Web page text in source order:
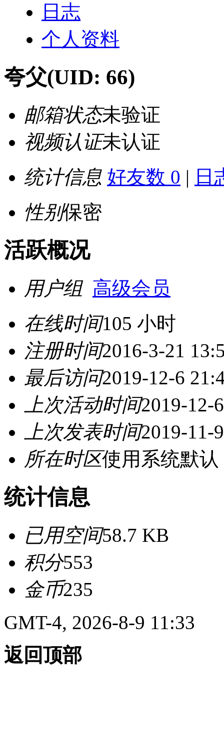
日志
个人资料
夸父(UID: 66)
邮箱状态未验证
视频认证未认证
统计信息 好友数 0 | 日
性别保密
活跃概况
用户组 高级会员
在线时间105 小时
注册时间2016-3-21
最后访问2019-12-6
上次活动时间2019-12-
上次发表时间2019-11-
所在时区使用系统默认
统计信息
已用空间58.7 KB
积分553
金币235
GMT-4, 2026-8-9 11:33
返回顶部